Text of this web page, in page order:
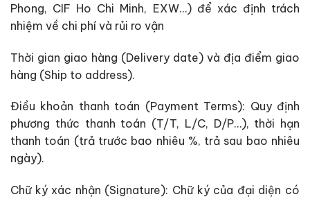
Phong, CIF Ho Chi Minh, EXW…) để xác định trách
nhiệm về chi phí và rủi ro vận
Thời gian giao hàng (Delivery date) và địa điểm giao
hàng (Ship to address).
Điều khoản thanh toán (Payment Terms): Quy định
phương thức thanh toán (T/T, L/C, D/P…), thời hạn
thanh toán (trả trước bao nhiêu %, trả sau bao nhiêu
ngày).
Chữ ký xác nhận (Signature): Chữ ký của đại diện có